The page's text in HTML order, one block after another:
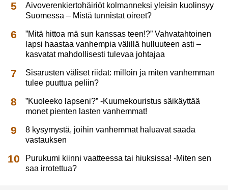
Aivoverenkiertohäiriöt kolmanneksi yleisin kuolinsyy
Suomessa – Mistä tunnistat oireet?
”Mitä hittoa mä sun kanssas teen!?” Vahvatahtoinen
lapsi haastaa vanhempia välillä hulluuteen asti –
kasvatat mahdollisesti tulevaa johtajaa
Sisarusten väliset riidat: milloin ja miten vanhemman
tulee puuttua peliin?
”Kuoleeko lapseni?” -Kuumekouristus säikäyttää
monet pienten lasten vanhemmat!
8 kysymystä, joihin vanhemmat haluavat saada
vastauksen
Purukumi kiinni vaatteessa tai hiuksissa! -Miten sen
saa irrotettua?